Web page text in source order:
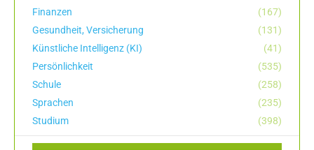
Finanzen
(167)
Gesundheit, Versicherung
(131)
Künstliche Intelligenz (KI)
(41)
Persönlichkeit
(535)
Schule
(258)
Sprachen
(235)
Studium
(398)